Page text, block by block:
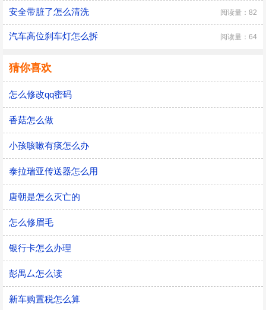
安全带脏了怎么清洗 阅读量：82
汽车高位刹车灯怎么拆 阅读量：64
猜你喜欢
怎么修改qq密码
香菇怎么做
小孩咳嗽有痰怎么办
泰拉瑞亚传送器怎么用
唐朝是怎么灭亡的
怎么修眉毛
银行卡怎么办理
彭禺厶怎么读
新车购置税怎么算